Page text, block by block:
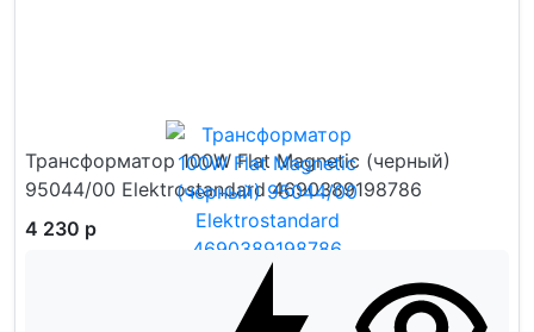
Трансформатор 100W Flat Magnetic (черный)
95044/00 Elektrostandard 4690389198786
4 230 р